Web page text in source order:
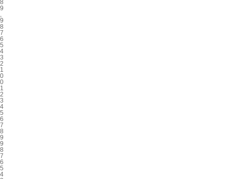
8
9
,
9
8
7
6
5
4
3
2
1
0
0
1
2
3
4
5
6
7
8
9
9
8
7
6
5
4